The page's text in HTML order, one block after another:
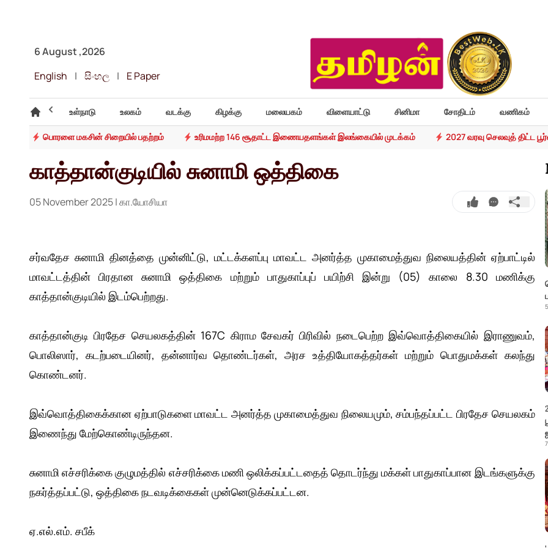
6 August ,2026
English
| සිංහල | E Paper
ஹெல்த் உள்நாடு உலகம் வடக்கு கிழக்கு மலையகம் விளையாட்டு சினிமா சோதிடம் வணிகம்
பொரளை மகசின் சிறையில் பதற்றம் உரிமமற்ற 146 சூதாட்ட இணையதளங்கள் இலங்கையில் முடக்கம் 2027 வரவு செலவுத் திட்ட
காத்தான்குடியில் சுனாமி ஒத்திகை
05 November 2025| கா.யோசியா
சர்வதேச சுனாமி தினத்தை முன்னிட்டு, மட்டக்களப்பு மாவட்ட அனர்த்த முகாமைத்துவ நிலையத்தின் ஏற்பாட்டில்
மாவட்டத்தின் பிரதான சுனாமி ஒத்திகை மற்றும் பாதுகாப்புப் பயிற்சி இன்று (05) காலை 8.30 மணிக்கு
காத்தான்குடியில் இடம்பெற்றது.
காத்தான்குடி பிரதேச செயலகத்தின் 167C கிராம சேவகர் பிரிவில் நடைபெற்ற இவ்வொத்திகையில் இராணுவம்,
பொலிஸார், கடற்படையினர், தன்னார்வ தொண்டர்கள், அரச உத்தியோகத்தர்கள் மற்றும் பொதுமக்கள் கலந்து
கொண்டனர்.
இவ்வொத்திகைக்கான ஏற்பாடுகளை மாவட்ட அனர்த்த முகாமைத்துவ நிலையமும், சம்பந்தப்பட்ட பிரதேச செயலகம்
இணைந்து மேற்கொண்டிருந்தன.
சுனாமி எச்சரிக்கை குழுமத்தில் எச்சரிக்கை மணி ஒலிக்கப்பட்டதைத் தொடர்ந்து மக்கள் பாதுகாப்பான இடங்களுக்கு
நகர்த்தப்பட்டு, ஒத்திகை நடவடிக்கைகள் முன்னெடுக்கப்பட்டன.
ஏ.எல்.எம். சபீக்